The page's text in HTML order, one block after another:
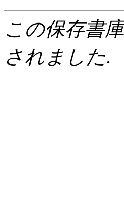
この保存書
されました.